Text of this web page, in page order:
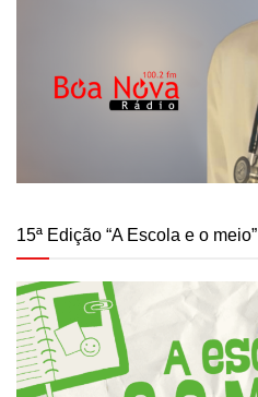
15ª Edição “A Escola e o meio”